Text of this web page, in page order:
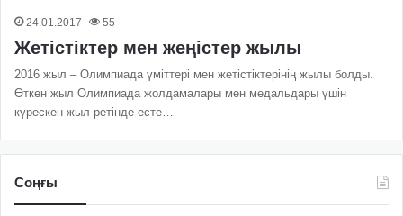
24.01.2017 55
Жетістіктер мен жеңістер жылы
2016 жыл – Олимпиада үміттері мен жетістіктерінің жылы болды.
Өткен жыл Олимпиада жолдамалары мен медальдары үшін
күрескен жыл ретінде есте…
Соңғы